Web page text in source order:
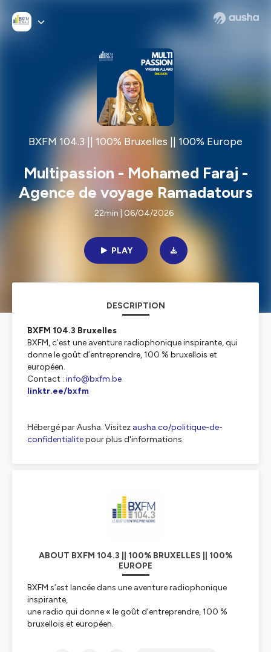
BXFM 104.3 || 100% Bruxelles || 100% Europe
Multipassion - Mohamed Faraj -
Agence de voyage Ramadatours
22min | 06/04/2026
PLAY
DESCRIPTION
BXFM 104.3 Bruxelles
BXFM, c’est une aventure radiophonique inspirante, qui
donne le goût d’entreprendre, 100 % bruxellois et
européen.
Contact : info@bxfm.be
linktr.ee/bxfm
Hébergé par Ausha. Visitez ausha.co/politique-de-
confidentialitepour plus d'informations.
ABOUT BXFM 104.3 || 100% BRUXELLES || 100%
EUROPE
BXFM s’est lancée dans une aventure radiophonique
inspirante,
une radio qui donne « le goût d’entreprendre, 100 %
bruxellois et européen.